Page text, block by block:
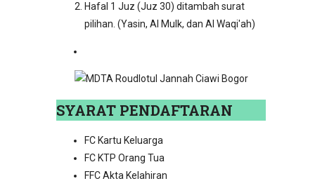
Hafal 1 Juz (Juz 30) ditambah surat
pilihan. (Yasin, Al Mulk, dan Al Waqi'ah)
SYARAT PENDAFTARAN
FC Kartu Keluarga
FC KTP Orang Tua
FFC Akta Kelahiran